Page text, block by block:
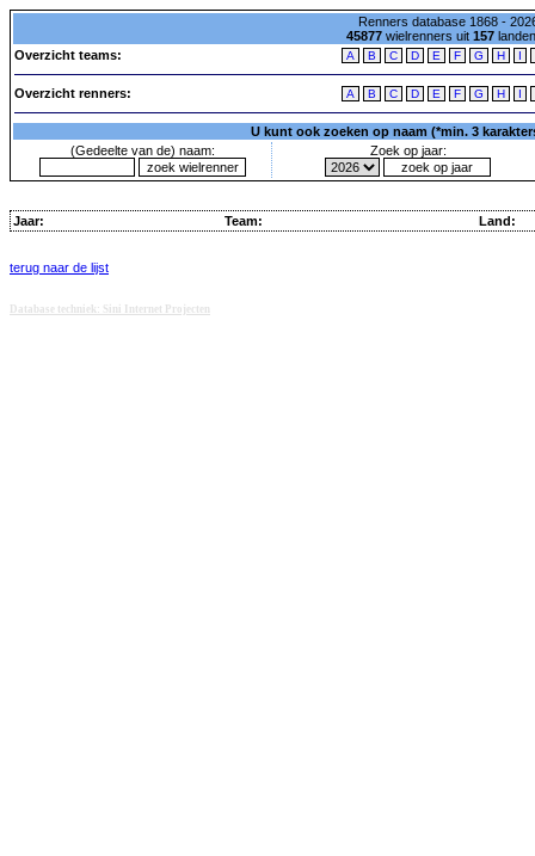
Renners database 1868 -
45877wielrenners uit 157
Overzicht teams:
A B C D E F G H I
Overzicht renners: A B C D E F G H I
U kunt ook zoeken op naam (*min. 3
(Gedeelte van de) naam:
Zoek op jaar:
Jaar: Team: Land:
terug naar de lijst
Database techniek: Sini Internet Projecten